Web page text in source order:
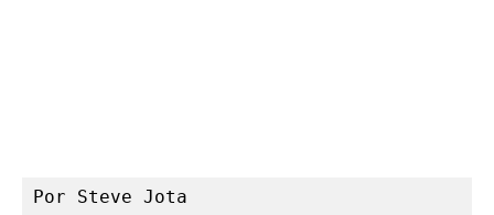
Por Steve Jota